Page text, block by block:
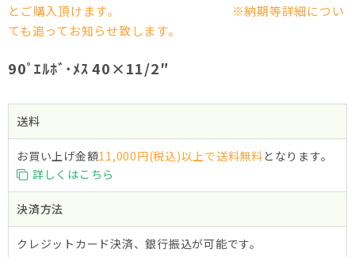
とご購入頂けます。 ※納期等詳細につい
ても追ってお知らせ致します。
90ﾟｴﾙﾎﾞ･ﾒｽ 40×11/2″
送料
お買い上げ金額11,000円(税込)以上で送料無料 となります。
詳しくはこちら
決済方法
クレジットカード決済、銀行振込が可能です。